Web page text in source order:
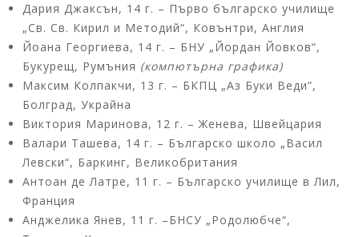
Дария Джаксън, 14 г. – Първо българско училище
„Св. Св. Кирил и Методий“, Ковънтри, Англия
Йоана Георгиева, 14 г. – БНУ „Йордан Йовков“,
Букурещ, Румъния (компютърна графика)
Максим Колпакчи, 13 г. – БКПЦ „Аз Буки Веди”,
Болград, Украйна
Виктория Маринова, 12 г. – Женева, Швейцария
Валари Ташева, 14 г. – Българско школо „Васил
Левски“, Баркинг, Великобритания
Антоан де Латре, 11 г. – Българско училище в Лил,
Франция
Анджелика Янев, 11 г. –БНСУ „Родолюбче“,